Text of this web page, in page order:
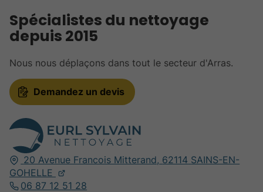
20 Avenue Francois Mitterand, 62114 SAINS-EN-
GOHELLE
06 87 12 51 28
Spécialistes du nettoyage
depuis 2015
Nous nous déplaçons dans tout le secteur d'Arras.
Demandez un devis